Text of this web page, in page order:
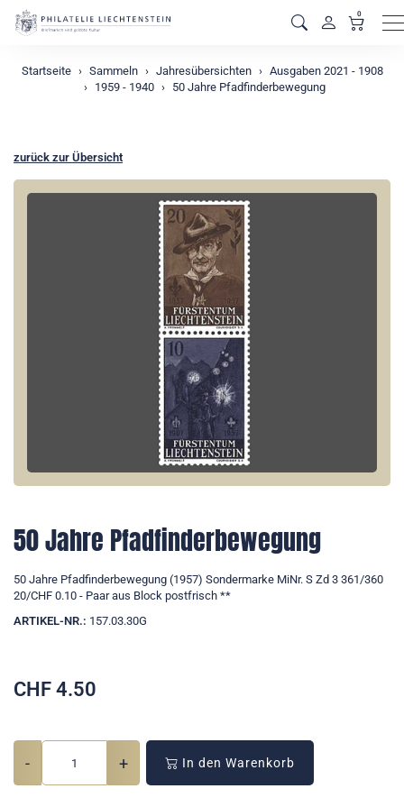
0
Startseite Sammeln Jahresübersichten
Ausgaben 2021 - 1908
1959 - 1940
50 Jahre Pfadfinderbewegung
zurück zur Übersicht
50 Jahre Pfadfinderbewegung
50 Jahre Pfadfinderbewegung (1957) Sondermarke MiNr. S Zd 3 361/360
20/CHF 0.10 - Paar aus Block postfrisch **
ARTIKEL-NR.: 157.03.30G
CHF 4.50
- + In den Warenkorb